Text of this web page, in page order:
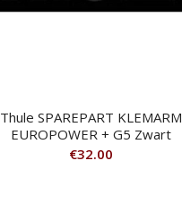
Thule SPAREPART KLEMARM
EUROPOWER + G5 Zwart
€32.00